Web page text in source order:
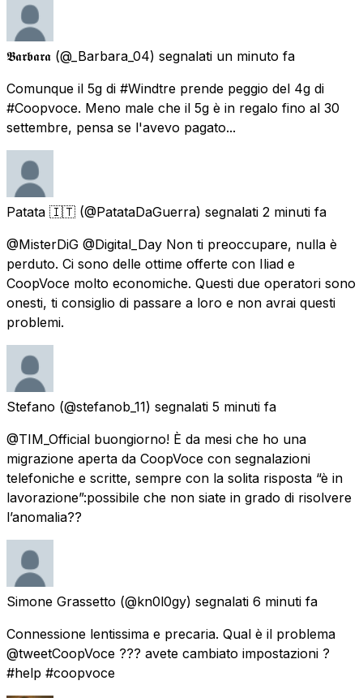
𝕭𝖆𝖗𝖇𝖆𝖗𝖆 (@_Barbara_04) segnalati un minuto fa
Comunque il 5g di #Windtre prende peggio del 4g di
#Coopvoce. Meno male che il 5g è in regalo fino al 30
settembre, pensa se l'avevo pagato...
Patata 🇮🇹 (@PatataDaGuerra) segnalati 2 minuti fa
@MisterDiG @Digital_Day Non ti preoccupare, nulla è
perduto. Ci sono delle ottime offerte con Iliad e
CoopVoce molto economiche. Questi due operatori sono
onesti, ti consiglio di passare a loro e non avrai questi
problemi.
Stefano (@stefanob_11) segnalati 5 minuti fa
@TIM_Official buongiorno! È da mesi che ho una
migrazione aperta da CoopVoce con segnalazioni
telefoniche e scritte, sempre con la solita risposta “è in
lavorazione”:possibile che non siate in grado di risolvere
l’anomalia??
Simone Grassetto (@kn0l0gy) segnalati 6 minuti fa
Connessione lentissima e precaria. Qual è il problema
@tweetCoopVoce ??? avete cambiato impostazioni ?
#help #coopvoce